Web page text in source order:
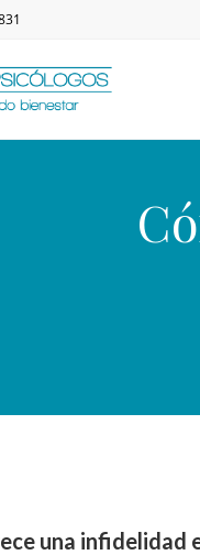
una infidelidad